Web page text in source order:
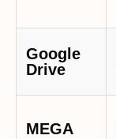
Google
Drive
MEGA